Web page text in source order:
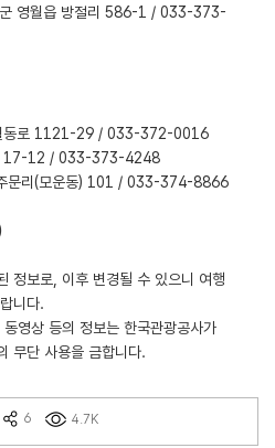
군 영월읍 방절리 586-1 / 033-373-
동로 1121-29 / 033-372-0016
17-12 / 033-373-4248
문리(모운동) 101 / 033-374-8866
보로, 이후 변경될 수 있으니 여행
니다.
영상 등의 정보는 한국관광공사가
무단 사용을 금합니다.
6 4.7K